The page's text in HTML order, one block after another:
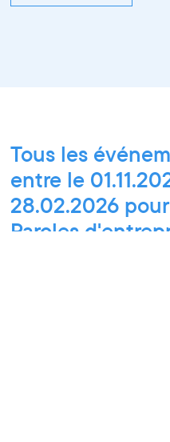
Tous les
entre le
28.02.2026
Paroles